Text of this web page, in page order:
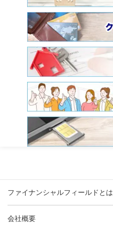
ファイナンシャルフィールドとは
会社概要